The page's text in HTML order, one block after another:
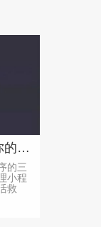
玩转roselex小程序，管理你的日程！
的三
小程
救